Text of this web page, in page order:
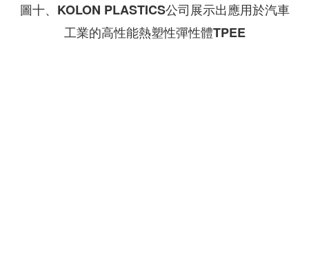
圖十、KOLON PLASTICS公司展示出應用於汽車
工業的高性能熱塑性彈性體TPEE